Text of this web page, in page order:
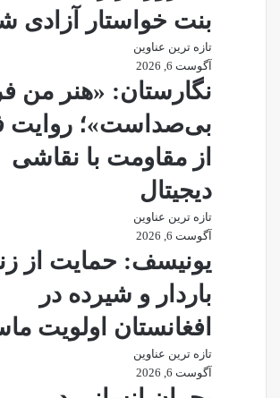
بنت خواستار آزادی
تازه ترین عناوین
آگوست 6, 2026
نگارستان: «هنر من
بی‌صداست»؛ روایت
از مقاومت با نقاشی
دیجیتال
تازه ترین عناوین
آگوست 6, 2026
یونیسف: حمایت از
باردار و شیرده در
افغانستان اولویت
تازه ترین عناوین
آگوست 6, 2026